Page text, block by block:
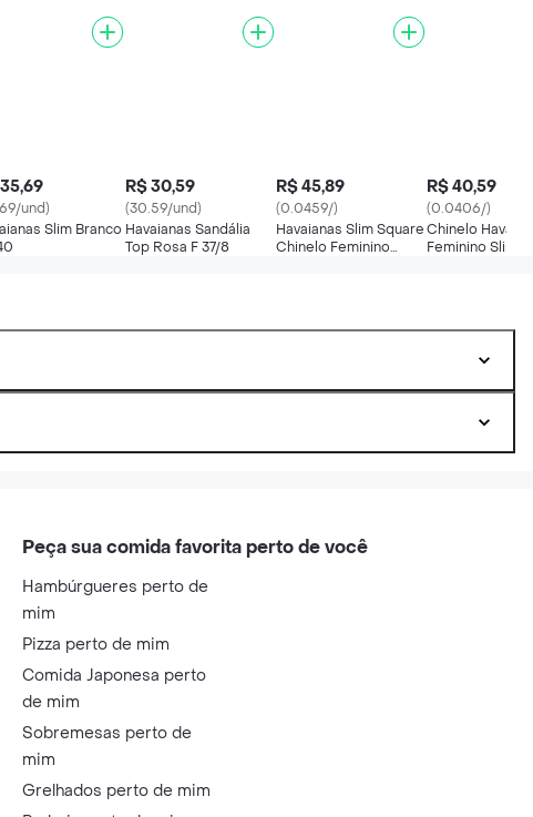
und)
Slim Branco
R$ 30,59
(30.59/und)
Havaianas Sandália
Top Rosa F 37/8
R$ 45,89
(0.0459/)
Havaianas Slim Square
Chinelo Feminino
R$ 40,59
(0.0406/)
Chinelo
Feminino Slim
Peça sua comida favorita perto de você
Hambúrgueres perto de
mim
Pizza perto de mim
Comida Japonesa perto
de mim
Sobremesas perto de
mim
Grelhados perto de mim